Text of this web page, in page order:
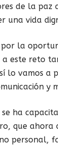
de la paz
una vida
por la
este reto
lo vamos a
y
ha
que ahora
personal,